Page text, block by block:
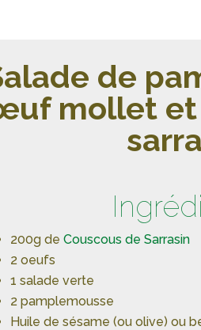
de
mollet et
200g de Couscous de Sarrasin
2 oeufs
1 salade verte
2 pamplemousse
Huile de sésame (ou olive) ou